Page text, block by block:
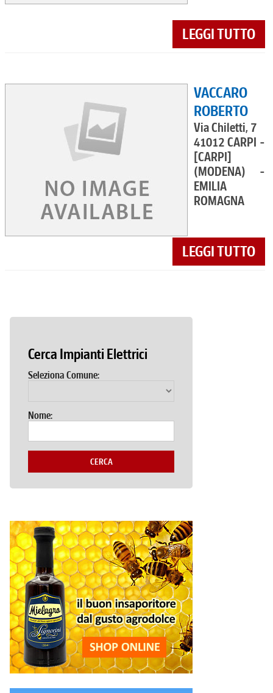
LEGGI TUTTO
VACCARO
ROBERTO
Via Chiletti, 7
41012 CARPI -
[CARPI]
(MODENA) -
EMILIA
ROMAGNA
LEGGI TUTTO
Cerca Impianti Elettrici
Seleziona Comune:
Nome:
CERCA